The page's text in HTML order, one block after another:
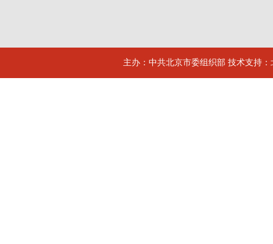
主办：中共北京市委组织部 技术支持